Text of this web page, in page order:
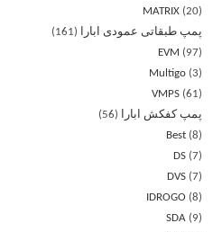
MATRIX 20
پمپ طبقاتی عمودی ابارا
161
EVM
97
Multigo 3
VMPS 61
پمپ کفکش ابارا
56
Best 8
DS 7
DVS 7
IDROGO
8
SDA
9